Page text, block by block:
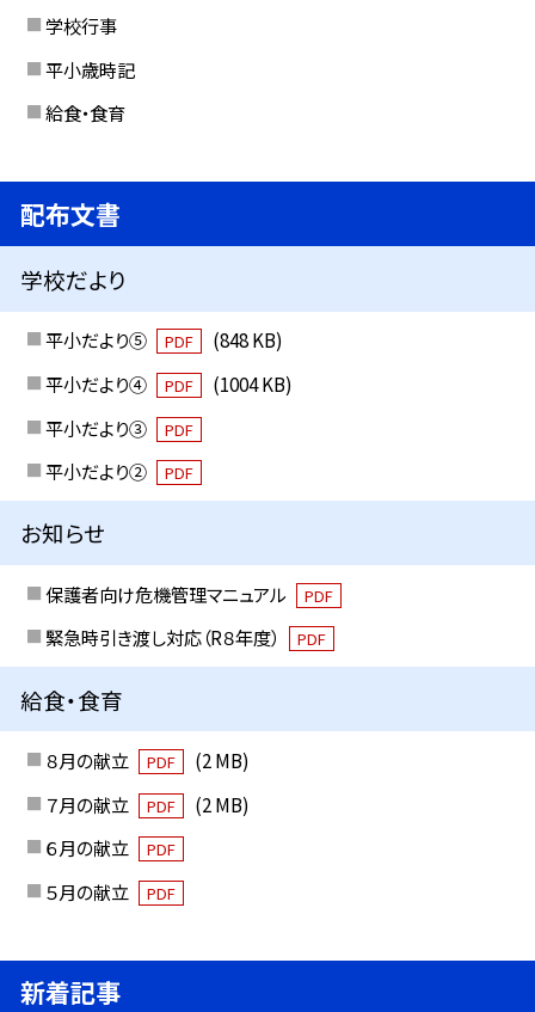
学校行事
平小歳時記
給食・食育
配布文書
学校だより
平小だより⑤ PDF
(848 KB)
平小だより④
PDF
(1004 KB)
平小だより③
PDF
平小だより② PDF
お知らせ
保護者向け危機管理マニュアル PDF
緊急時引き渡し対応（R８年度） PDF
給食・食育
８月の献立 PDF
(2 MB)
７月の献立
PDF
(2 MB)
６月の献立
PDF
５月の献立 PDF
新着記事